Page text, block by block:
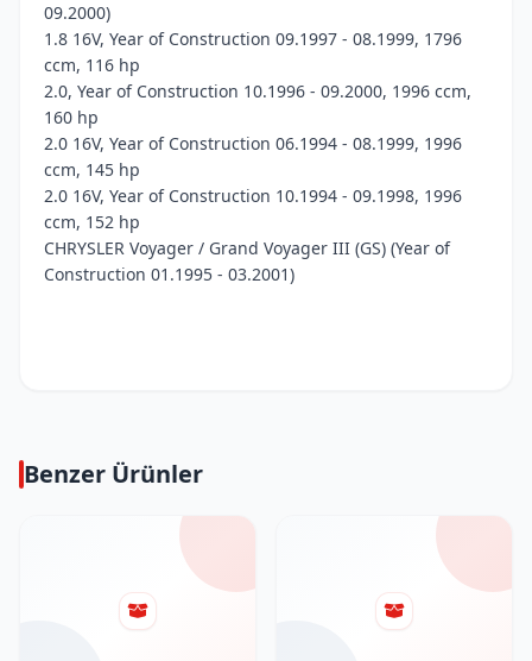
09.2000)
1.8 16V, Year of Construction 09.1997 - 08.1999, 1796
ccm, 116 hp
2.0, Year of Construction 10.1996 - 09.2000, 1996 ccm,
160 hp
2.0 16V, Year of Construction 06.1994 - 08.1999, 1996
ccm, 145 hp
2.0 16V, Year of Construction 10.1994 - 09.1998, 1996
ccm, 152 hp
CHRYSLER Voyager / Grand Voyager III (GS) (Year of
Construction 01.1995 - 03.2001)
Benzer Ürünler